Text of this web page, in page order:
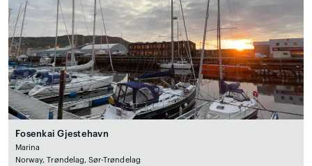
Fosenkai Gjestehavn
Marina
Norway, Trøndelag, Sør-Trøndelag